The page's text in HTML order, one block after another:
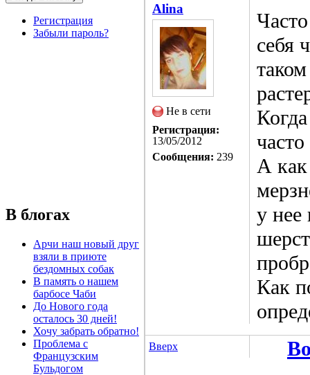
Регистрация
Забыли пароль?
В блогах
Арчи наш новый друг
взяли в приюте
бездомных собак
В память о нашем
барбосе Чаби
До Нового года
осталось 30 дней!
Хочу забрать обратно!
Проблема с
Французским
Бульдогом
Alina
Не в сети
Регистрация:
13/05/2012
Сообщения: 239
себя
А как
у нее
Как
Вверх